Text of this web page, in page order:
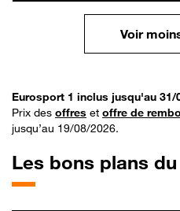
Voir
Eurosport 1 inclus jusqu'au 31/
Prix des offres et offre de
jusqu’au 19/08/2026.
Les bons plans